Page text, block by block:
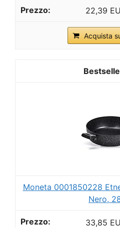
22,39
Acquista
Moneta 0001850228
Nero,
33,85